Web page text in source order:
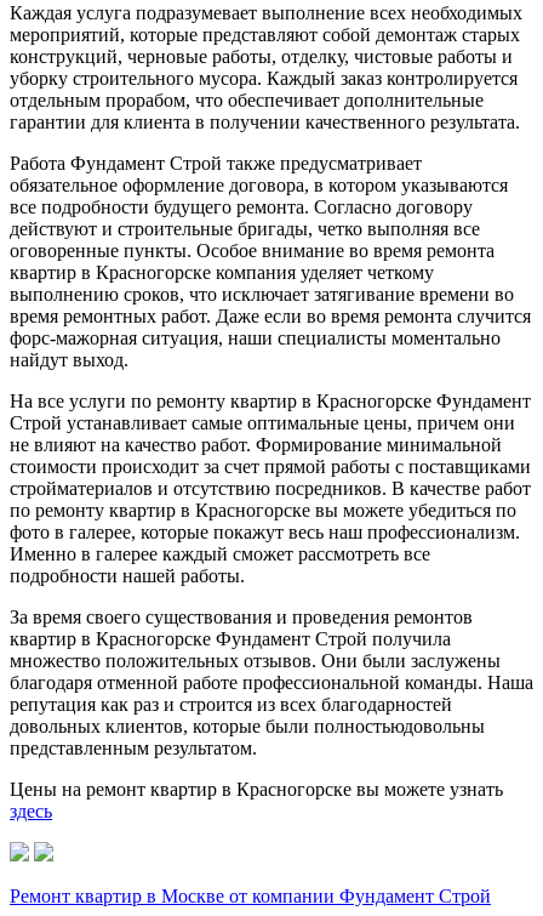
Каждая услуга подразумевает выполнение всех необходимых
мероприятий, которые представляют собой демонтаж старых
конструкций, черновые работы, отделку, чистовые работы и
уборку строительного мусора. Каждый заказ контролируется
отдельным прорабом, что обеспечивает дополнительные
гарантии для клиента в получении качественного результата.
Работа Фундамент Строй также предусматривает
обязательное оформление договора, в котором указываются
все подробности будущего ремонта. Согласно договору
действуют и строительные бригады, четко выполняя все
оговоренные пункты. Особое внимание во время ремонта
квартир в Красногорске компания уделяет четкому
выполнению сроков, что исключает затягивание времени во
время ремонтных работ. Даже если во время ремонта случится
форс-мажорная ситуация, наши специалисты моментально
найдут выход.
На все услуги по ремонту квартир в Красногорске Фундамент
Строй устанавливает самые оптимальные цены, причем они
не влияют на качество работ. Формирование минимальной
стоимости происходит за счет прямой работы с поставщиками
стройматериалов и отсутствию посредников. В качестве работ
по ремонту квартир в Красногорске вы можете убедиться по
фото в галерее, которые покажут весь наш профессионализм.
Именно в галерее каждый сможет рассмотреть все
подробности нашей работы.
За время своего существования и проведения ремонтов
квартир в Красногорске Фундамент Строй получила
множество положительных отзывов. Они были заслужены
благодаря отменной работе профессиональной команды. Наша
репутация как раз и строится из всех благодарностей
довольных клиентов, которые были полностьюдовольны
представленным результатом.
Цены на ремонт квартир в Красногорске вы можете узнать
здесь
Ремонт квартир в Москве от компании Фундамент Строй